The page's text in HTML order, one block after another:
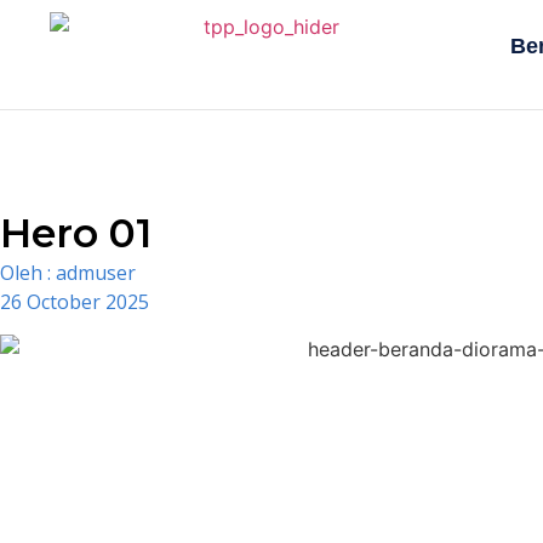
Hero 01
Oleh : admuser
26 October 2025